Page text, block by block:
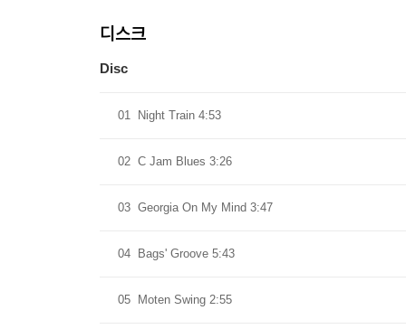
디스크
Disc
01 Night Train 4:53
02 C Jam Blues 3:26
03 Georgia On My Mind 3:47
04 Bags' Groove 5:43
05 Moten Swing 2:55